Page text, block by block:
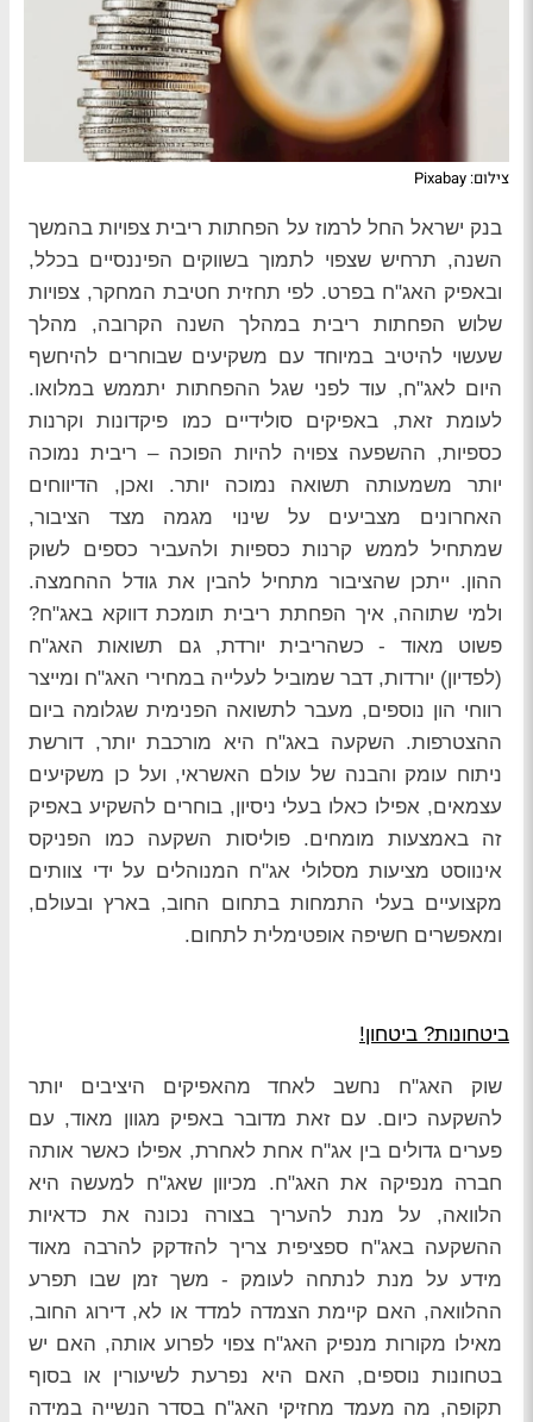
צילום: Pixabay
בנק ישראל החל לרמוז על הפחתות ריבית צפויות בהמשך
השנה, תרחיש שצפוי לתמוך בשווקים הפיננסיים בכלל,
ובאפיק האג"ח בפרט. לפי תחזית חטיבת המחקר, צפויות
שלוש הפחתות ריבית במהלך השנה הקרובה, מהלך
שעשוי להיטיב במיוחד עם משקיעים שבוחרים להיחשף
היום לאג"ח, עוד לפני שגל ההפחתות יתממש במלואו.
לעומת זאת, באפיקים סולידיים כמו פיקדונות וקרנות
כספיות, ההשפעה צפויה להיות הפוכה – ריבית נמוכה
יותר משמעותה תשואה נמוכה יותר. ואכן, הדיווחים
האחרונים מצביעים על שינוי מגמה מצד הציבור,
שמתחיל לממש קרנות כספיות ולהעביר כספים לשוק
ההון. ייתכן שהציבור מתחיל להבין את גודל ההחמצה.
ולמי שתוהה, איך הפחתת ריבית תומכת דווקא באג"ח?
פשוט מאוד - כשהריבית יורדת, גם תשואות האג"ח
(לפדיון) יורדות, דבר שמוביל לעלייה במחירי האג"ח ומייצר
רווחי הון נוספים, מעבר לתשואה הפנימית שגלומה ביום
ההצטרפות. השקעה באג"ח היא מורכבת יותר, דורשת
ניתוח עומק והבנה של עולם האשראי, ועל כן משקיעים
עצמאים, אפילו כאלו בעלי ניסיון, בוחרים להשקיע באפיק
זה באמצעות מומחים. פוליסות השקעה כמו הפניקס
אינווסט מציעות מסלולי אג"ח המנוהלים על ידי צוותים
מקצועיים בעלי התמחות בתחום החוב, בארץ ובעולם,
ומאפשרים חשיפה אופטימלית לתחום.
ביטחונות? ביטחון!
שוק האג"ח נחשב לאחד מהאפיקים היציבים יותר
להשקעה כיום. עם זאת מדובר באפיק מגוון מאוד, עם
פערים גדולים בין אג"ח אחת לאחרת, אפילו כאשר אותה
חברה מנפיקה את האג"ח. מכיוון שאג"ח למעשה היא
הלוואה, על מנת להעריך בצורה נכונה את כדאיות
ההשקעה באג"ח ספציפית צריך להזדקק להרבה מאוד
מידע על מנת לנתחה לעומק - משך זמן שבו תפרע
ההלוואה, האם קיימת הצמדה למדד או לא, דירוג החוב,
מאילו מקורות מנפיק האג"ח צפוי לפרוע אותה, האם יש
בטחונות נוספים, האם היא נפרעת לשיעורין או בסוף
תקופה, מה מעמד מחזיקי האג"ח בסדר הנשייה במידה